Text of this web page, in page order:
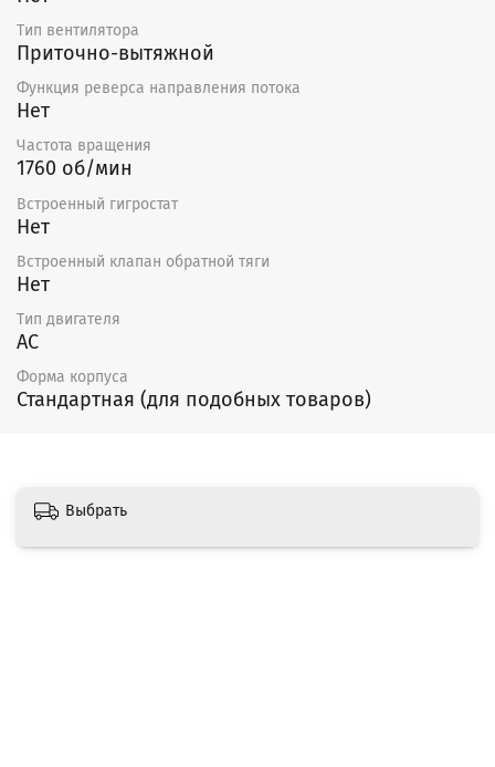
Тип вентилятора
Приточно-вытяжной
Функция реверса направления потока
Нет
Частота вращения
1760 об/мин
Встроенный гигростат
Нет
Встроенный клапан обратной тяги
Нет
Тип двигателя
AC
Форма корпуса
Стандартная (для подобных товаров)
Выбрать